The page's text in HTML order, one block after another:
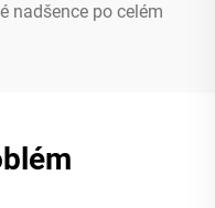
nadšence po celém